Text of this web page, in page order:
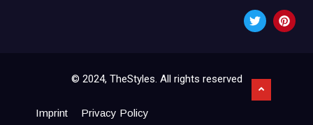
© 2024, TheStyles. All rights reserved
Imprint Privacy Policy